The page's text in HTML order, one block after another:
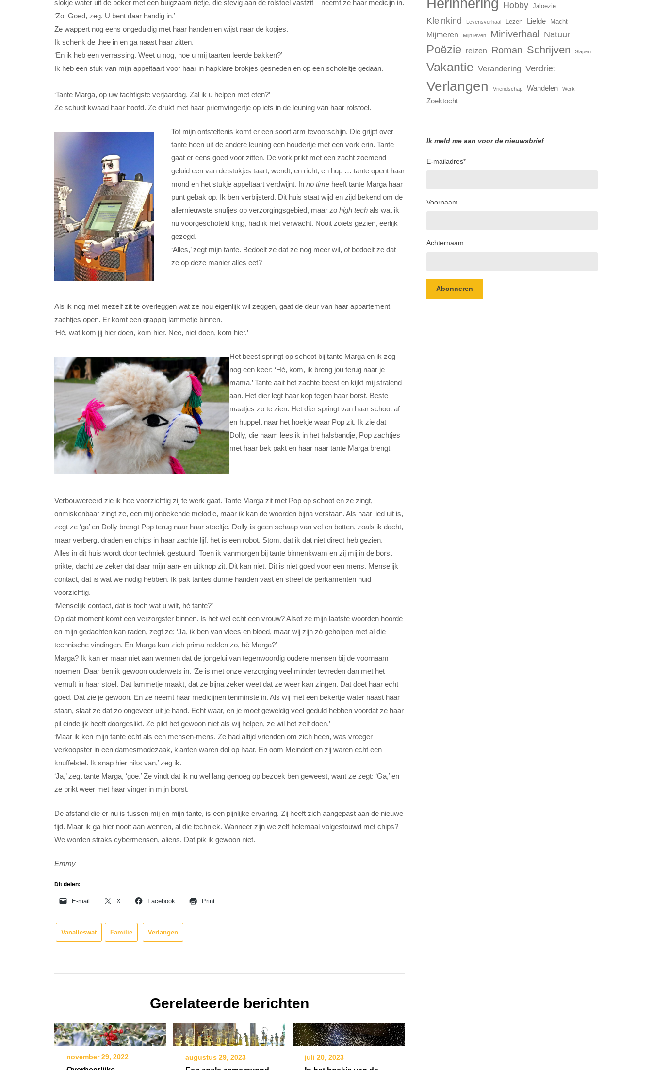
slokje water uit de beker met een buigzaam rietje, die stevig aan de rolstoel vastzit – neemt ze haar medicijn in.
‘Zo. Goed, zeg. U bent daar handig in.’
Ze wappert nog eens ongeduldig met haar handen en wijst naar de kopjes.
Ik schenk de thee in en ga naast haar zitten.
‘En ik heb een verrassing. Weet u nog, hoe u mij taarten leerde bakken?’
Ik heb een stuk van mijn appeltaart voor haar in hapklare brokjes gesneden en op een schoteltje gedaan.
‘Tante Marga, op uw tachtigste verjaardag. Zal ik u helpen met eten?’
Ze schudt kwaad haar hoofd. Ze drukt met haar priemvingertje op iets in de leuning van haar rolstoel.
Tot mijn ontsteltenis komt er een soort arm tevoorschijn. Die grijpt over
tante heen uit de andere leuning een houdertje met een vork erin. Tante
gaat er eens goed voor zitten. De vork prikt met een zacht zoemend
geluid een van de stukjes taart, wendt, en richt, en hup … tante opent haar
mond en het stukje appeltaart verdwijnt. In no timeheeft tante Marga haar
punt gebak op. Ik ben verbijsterd. Dit huis staat wijd en zijd bekend om de
allernieuwste snufjes op verzorgingsgebied, maar zo high techals wat ik
nu voorgeschoteld krijg, had ik niet verwacht. Nooit zoiets gezien, eerlijk
gezegd.
‘Alles,’ zegt mijn tante. Bedoelt ze dat ze nog meer wil, of bedoelt ze dat
ze op deze manier alles eet?
Als ik nog met mezelf zit te overleggen wat ze nou eigenlijk wil zeggen, gaat de deur van haar appartement
zachtjes open. Er komt een grappig lammetje binnen.
‘Hé, wat kom jij hier doen, kom hier. Nee, niet doen, kom hier.’
Het beest springt op schoot bij tante Marga en ik zeg
nog een keer: ‘Hé, kom, ik breng jou terug naar je
mama.’ Tante aait het zachte beest en kijkt mij stralend
aan. Het dier legt haar kop tegen haar borst. Beste
maatjes zo te zien. Het dier springt van haar schoot af
en huppelt naar het hoekje waar Pop zit. Ik zie dat
Dolly, die naam lees ik in het halsbandje, Pop zachtjes
met haar bek pakt en haar naar tante Marga brengt.
Verbouwereerd zie ik hoe voorzichtig zij te werk gaat. Tante Marga zit met Pop op schoot en ze zingt,
onmiskenbaar zingt ze, een mij onbekende melodie, maar ik kan de woorden bijna verstaan. Als haar lied uit is,
zegt ze ‘ga’ en Dolly brengt Pop terug naar haar stoeltje. Dolly is geen schaap van vel en botten, zoals ik dacht,
maar verbergt draden en chips in haar zachte lijf, het is een robot. Stom, dat ik dat niet direct heb gezien.
Alles in dit huis wordt door techniek gestuurd. Toen ik vanmorgen bij tante binnenkwam en zij mij in de borst
prikte, dacht ze zeker dat daar mijn aan- en uitknop zit. Dit kan niet. Dit is niet goed voor een mens. Menselijk
contact, dat is wat we nodig hebben. Ik pak tantes dunne handen vast en streel de perkamenten huid
voorzichtig.
‘Menselijk contact, dat is toch wat u wilt, hè tante?’
Op dat moment komt een verzorgster binnen. Is het wel echt een vrouw? Alsof ze mijn laatste woorden hoorde
en mijn gedachten kan raden, zegt ze: ‘Ja, ik ben van vlees en bloed, maar wij zijn zó geholpen met al die
technische vindingen. En Marga kan zich prima redden zo, hè Marga?’
Marga? Ik kan er maar niet aan wennen dat de jongelui van tegenwoordig oudere mensen bij de voornaam
noemen. Daar ben ik gewoon ouderwets in. ‘Ze is met onze verzorging veel minder tevreden dan met het
vernuft in haar stoel. Dat lammetje maakt, dat ze bijna zeker weet dat ze weer kan zingen. Dat doet haar echt
goed. Dat zie je gewoon. En ze neemt haar medicijnen tenminste in. Als wij met een bekertje water naast haar
staan, slaat ze dat zo ongeveer uit je hand. Echt waar, en je moet geweldig veel geduld hebben voordat ze haar
pil eindelijk heeft doorgeslikt. Ze pikt het gewoon niet als wij helpen, ze wil het zelf doen.’
‘Maar ik ken mijn tante echt als een mensen-mens. Ze had altijd vrienden om zich heen, was vroeger
verkoopster in een damesmodezaak, klanten waren dol op haar. En oom Meindert en zij waren echt een
knuffelstel. Ik snap hier niks van,’ zeg ik.
‘Ja,’ zegt tante Marga, ‘goe.’ Ze vindt dat ik nu wel lang genoeg op bezoek ben geweest, want ze zegt: ‘Ga,’ en
ze prikt weer met haar vinger in mijn borst.
De afstand die er nu is tussen mij en mijn tante, is een pijnlijke ervaring. Zij heeft zich aangepast aan de nieuwe
tijd. Maar ik ga hier nooit aan wennen, al die techniek. Wanneer zijn we zelf helemaal volgestouwd met chips?
We worden straks cybermensen, aliens. Dat pik ik gewoon niet.
Emmy
Dit delen:
E-mail X Facebook Print
Vanalleswat Familie Verlangen
Gerelateerde berichten
november 29, 2022 augustus 29, 2023 juli 20, 2023
Hobby Jaloezie
Kleinkind Levensverhaal Lezen Liefde Macht
Mijmeren Mijn leven Miniverhaal Natuur
Poëzie reizen Roman Schrijven Slapen
Vakantie Verandering Verdriet
Verlangen Vriendschap Wandelen Werk
Zoektocht
Ik meld me aan voor de nieuwsbrief:
E-mailadres*
Voornaam
Achternaam
Abonneren